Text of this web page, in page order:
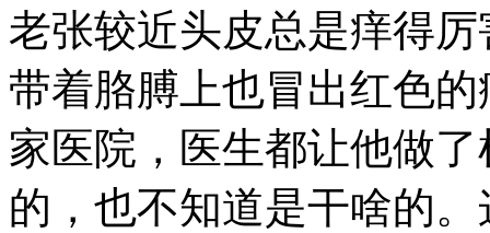
老张较近头皮总是痒得
带着胳膊上也冒出红色
家医院，医生都让他做
的，也不知道是干啥的